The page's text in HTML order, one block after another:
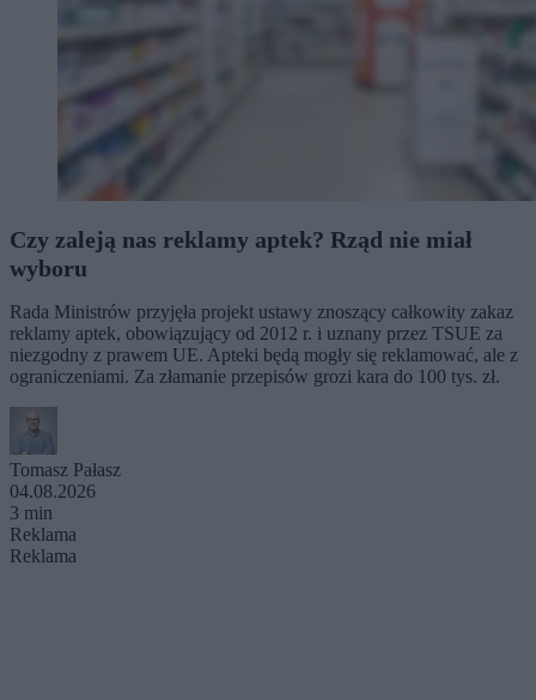
Czy zaleją nas reklamy aptek? Rząd nie miał
wyboru
Rada Ministrów przyjęła projekt ustawy znoszący całkowity zakaz
reklamy aptek, obowiązujący od 2012 r. i uznany przez TSUE za
niezgodny z prawem UE. Apteki będą mogły się reklamować, ale z
ograniczeniami. Za złamanie przepisów grozi kara do 100 tys. zł.
Tomasz Pałasz
04.08.2026
3 min
Reklama
Reklama